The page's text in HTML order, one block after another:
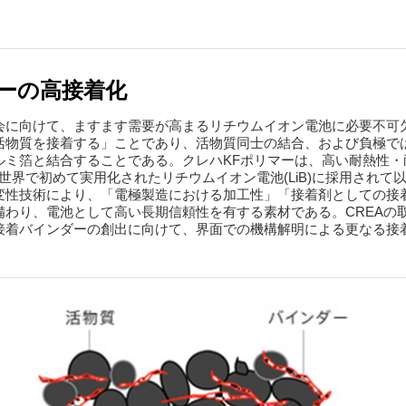
の高接着化
向けて、ますます需要が高まるリチウムイオン電池に必要不
質を接着する」ことであり、活物質同士の結合、および負極
箔と結合することである。クレハKFポリマーは、高い耐熱性
界で初めて実用化されたリチウムイオン電池(LiB)に採用されて
技術により、「電極製造における加工性」「接着剤としての
り、電池として高い長期信頼性を有する素材である。CREA
バインダーの創出に向けて、界面での機構解明による更なる